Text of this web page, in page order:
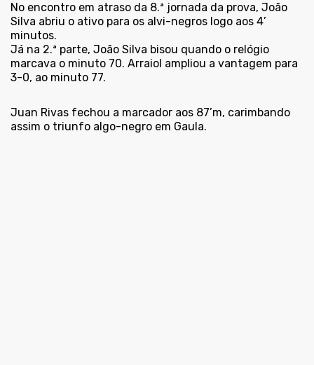
No encontro em atraso da 8.ª jornada da prova, João
Silva abriu o ativo para os alvi-negros logo aos 4’
minutos.
Já na 2.ª parte, João Silva bisou quando o relógio
marcava o minuto 70. Arraiol ampliou a vantagem para
3-0, ao minuto 77.
Juan Rivas fechou a marcador aos 87’m, carimbando
assim o triunfo algo-negro em Gaula.